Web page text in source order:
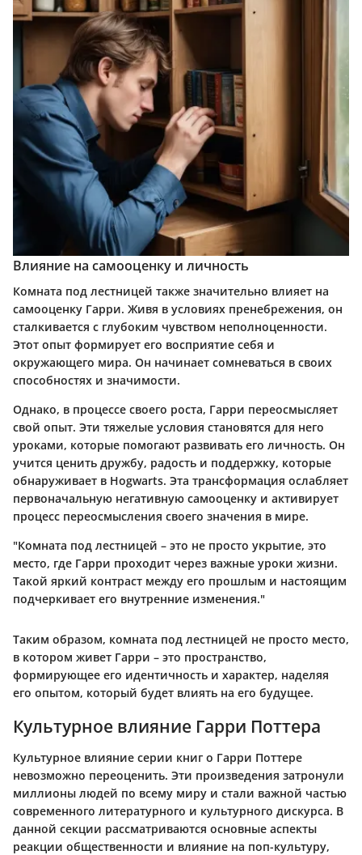
Влияние на самооценку и личность
Комната под лестницей также значительно влияет на
самооценку Гарри. Живя в условиях пренебрежения, он
сталкивается с глубоким чувством неполноценности.
Этот опыт формирует его восприятие себя и
окружающего мира. Он начинает сомневаться в своих
способностях и значимости.
Однако, в процессе своего роста, Гарри переосмысляет
свой опыт. Эти тяжелые условия становятся для него
уроками, которые помогают развивать его личность. Он
учится ценить дружбу, радость и поддержку, которые
обнаруживает в Hogwarts. Эта трансформация ослабляет
первоначальную негативную самооценку и активирует
процесс переосмысления своего значения в мире.
"Комната под лестницей – это не просто укрытие, это
место, где Гарри проходит через важные уроки жизни.
Такой яркий контраст между его прошлым и настоящим
подчеркивает его внутренние изменения."
Таким образом, комната под лестницей не просто место,
в котором живет Гарри – это пространство,
формирующее его идентичность и характер, наделяя
его опытом, который будет влиять на его будущее.
Культурное влияние Гарри Поттера
Культурное влияние серии книг о Гарри Поттере
невозможно переоценить. Эти произведения затронули
миллионы людей по всему миру и стали важной частью
современного литературного и культурного дискурса. В
данной секции рассматриваются основные аспекты
реакции общественности и влияние на поп-культуру,